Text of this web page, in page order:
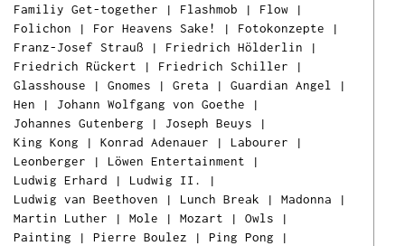
Familiy Get-together | Flashmob | Flow |
Folichon | For Heavens Sake! | Fotokonzepte |
Franz-Josef Strauß | Friedrich Hölderlin |
Friedrich Rückert | Friedrich Schiller |
Glasshouse | Gnomes | Greta | Guardian Angel
|
Hen | Johann Wolfgang von Goethe |
Johannes Gutenberg | Joseph Beuys |
King Kong | Konrad Adenauer | Labourer |
Leonberger | Löwen Entertainment |
Ludwig Erhard | Ludwig II.
|
Ludwig van Beethoven | Lunch Break | Madonna |
Martin Luther | Mole | Mozart | Owls |
Painting | Pierre Boulez | Ping Pong |